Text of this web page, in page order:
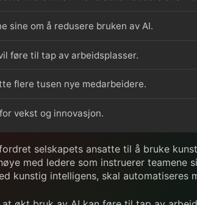
sine om å redusere bruken av AI.
føre til tap av arbeidsplasser.
flere tusen nye medarbeidere.
vekst og innovasjon.
selskapets ansatte til å bruke
med ledere som instruerer teamene
kunstig intelligens, skal automatiseres